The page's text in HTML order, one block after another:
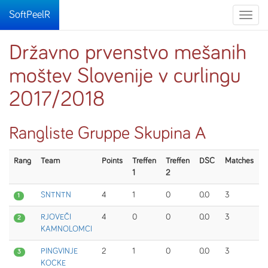
Toggle
SoftPeelR
Državno prvenstvo mešanih
moštev Slovenije v curlingu
2017/2018
Rangliste Gruppe Skupina A
Rang Team Points
Treffen
1
Treffen
2
DSC Matches
1 SNTNTN 4 1 0 0.0 3
2
RJOVEČI
KAMNOLOMCI
4 0 0 0.0 3
3
PINGVINJE
KOCKE
2 1 0 0.0 3